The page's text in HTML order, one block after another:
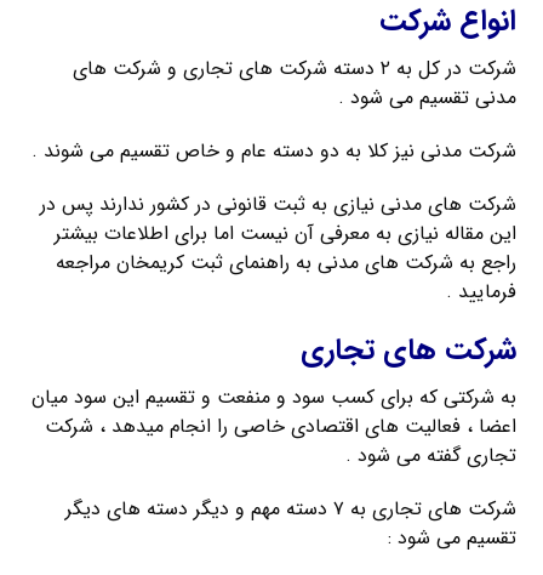
انواع شرکت
شرکت در کل به ۲ دسته شرکت های تجاری و شرکت های
مدنی تقسیم می شود .
شرکت مدنی نیز کلا به دو دسته عام و خاص تقسیم می شوند .
شرکت های مدنی نیازی به ثبت قانونی در کشور ندارند پس در
این مقاله نیازی به معرفی آن نیست اما برای اطلاعات بیشتر
راجع به شرکت های مدنی به راهنمای ثبت کریمخان مراجعه
فرمایید .
شرکت های تجاری
به شرکتی که برای کسب سود و منفعت و تقسیم این سود میان
اعضا ، فعالیت های اقتصادی خاصی را انجام میدهد ، شرکت
تجاری گفته می شود .
شرکت های تجاری به ۷ دسته مهم و دیگر دسته های دیگر
تقسیم می شود :